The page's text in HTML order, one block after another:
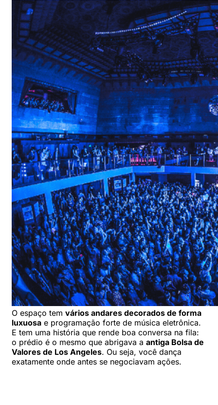
O espaço tem vários andares decorados de forma
luxuosa e programação forte de música eletrônica.
E tem uma história que rende boa conversa na fila:
o prédio é o mesmo que abrigava a antiga Bolsa de
Valores de Los Angeles. Ou seja, você dança
exatamente onde antes se negociavam ações.